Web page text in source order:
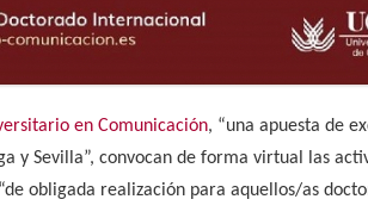
en Comunicación, “una apuesta de
y Sevilla”, convocan de forma virtual las
obligada realización para aquellos/as